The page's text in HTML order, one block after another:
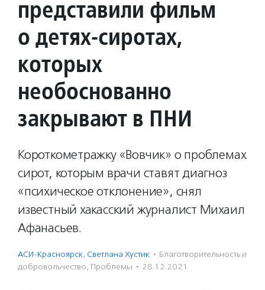
представили фильм
о детях-сиротах,
которых
необоснованно
закрывают в ПНИ
Короткометражку «Вовчик» о проблемах
сирот, которым врачи ставят диагноз
«психическое отклонение», снял
известный хакасский журналист Михаил
Афанасьев.
АСИ-Красноярск, Светлана Хустик · Благотвори­тель­ность и
доброволь­чест­во, Проблемы · 28.12.2021